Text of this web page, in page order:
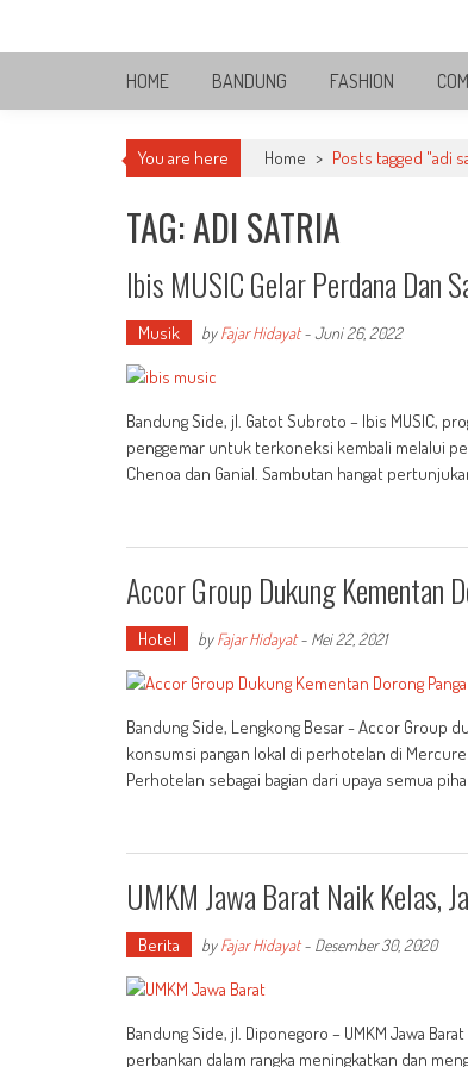
Bandung Side
Sisi Cantik Bandung
HOME BANDUNG FASHION
You are here Home > Posts tagged "adi
TAG: ADI SATRIA
Ibis MUSIC Gelar Perdana Dan
Musik byFajar Hidayat-Juni 26, 2022
Bandung Side, jl. Gatot Subroto – Ibis MUSIC,
penggemar untuk terkoneksi kembali melalui
Chenoa dan Ganial. Sambutan hangat
Accor Group Dukung Kementan
Hotel byFajar Hidayat- Mei 22, 2021
Bandung Side, Lengkong Besar - Accor Group
konsumsi pangan lokal di perhotelan di Mercure
Perhotelan sebagai bagian dari upaya semua
UMKM Jawa Barat Naik Kelas,
Berita byFajar Hidayat- Desember 30, 2020
Bandung Side, jl. Diponegoro – UMKM Jawa
perbankan dalam rangka meningkatkan dan